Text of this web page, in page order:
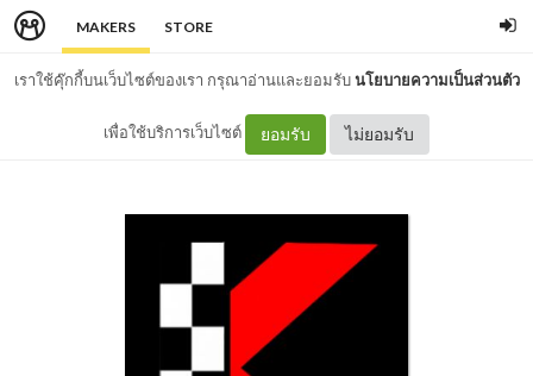
MAKERS STORE
เราใช้คุ๊กกี้บนเว็บไซต์ของเรา กรุณาอ่านและยอมรับนโยบายความเป็นส่วนตัว
เพื่อใช้บริการเว็บไซต์ ยอมรับ ไม่ยอมรับ